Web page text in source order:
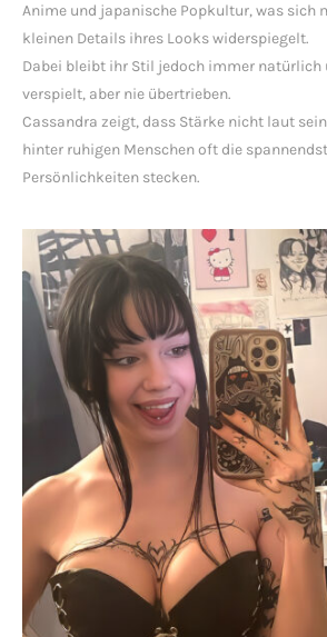
Anime und japanische Popkultur, was sich
kleinen Details ihres Looks widerspiegelt.
Dabei bleibt ihr Stil jedoch immer natürlich
verspielt, aber nie übertrieben.
Cassandra zeigt, dass Stärke nicht laut
hinter ruhigen Menschen oft die
Persönlichkeiten stecken.